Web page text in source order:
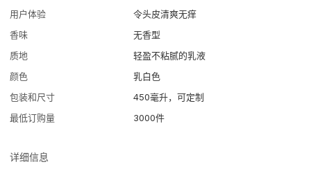
用户体验
令头皮清爽无痒
香味
无香型
质地
轻盈不粘腻的乳液
颜色
乳白色
包装和尺寸
450毫升，可定制
最低订购量
3000件
详细信息